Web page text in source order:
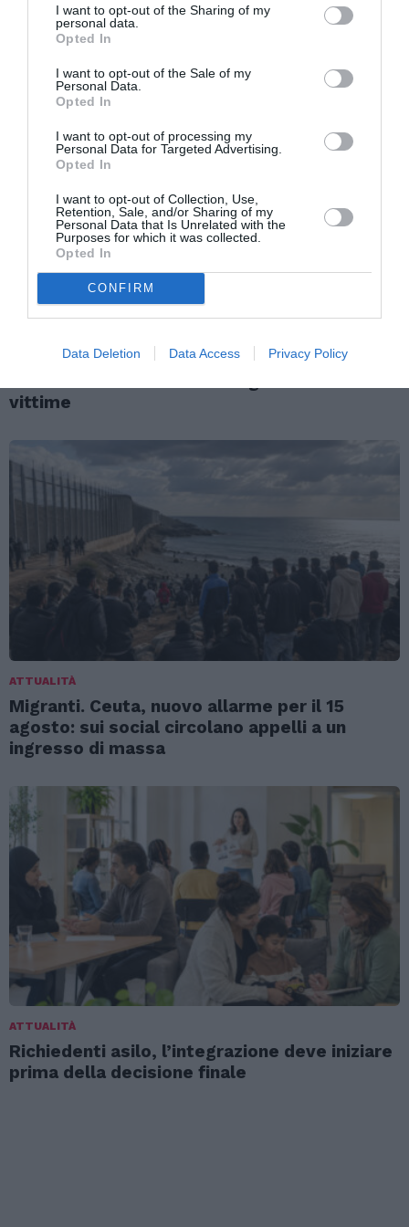
I want to opt-out of the Sharing of my
personal data.
Opted In
I want to opt-out of the Sale of my
Personal Data.
Opted In
I want to opt-out of processing my
Personal Data for Targeted Advertising.
Opted In
I want to opt-out of Collection, Use,
Retention, Sale, and/or Sharing of my
Personal Data that Is Unrelated with the
Purposes for which it was collected.
Opted In
CONFIRM
Data Deletion Data Access Privacy Policy
ATTUALITÀ
Cagliari, smantellata rete accusata di
Tratta e grave sfruttamento, 36 milioni per
vittime
ATTUALITÀ
Migranti. Ceuta, nuovo allarme per il 15
agosto: sui social circolano appelli a un
ingresso di massa
ATTUALITÀ
Richiedenti asilo, l’integrazione deve iniziare
prima della decisione finale